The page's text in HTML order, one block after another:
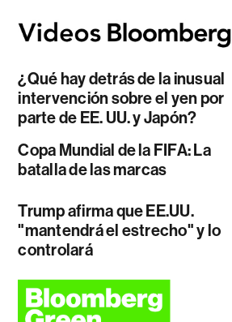
¿Qué hay detrás de la inusual
intervención sobre el yen por
parte de EE. UU. y Japón?
Copa Mundial de la FIFA: La
batalla de las marcas
Trump afirma que EE.UU.
"mantendrá el estrecho" y lo
controlará